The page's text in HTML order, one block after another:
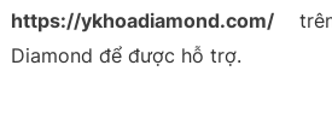
https://ykhoadiamond.com/trên
Diamond để được hỗ trợ.